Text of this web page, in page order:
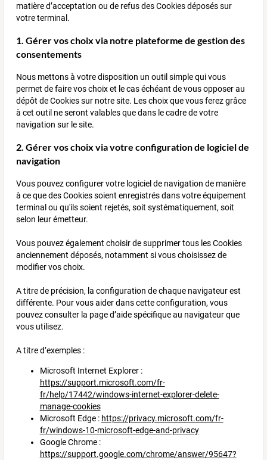
matière d’acceptation ou de refus des Cookies déposés sur
votre terminal.
1. Gérer vos choix via notre plateforme de gestion des
consentements
Nous mettons à votre disposition un outil simple qui vous
permet de faire vos choix et le cas échéant de vous opposer au
dépôt de Cookies sur notre site. Les choix que vous ferez grâce
à cet outil ne seront valables que dans le cadre de votre
navigation sur le site.
2. Gérer vos choix via votre configuration de logiciel de
navigation
Vous pouvez configurer votre logiciel de navigation de manière
à ce que des Cookies soient enregistrés dans votre équipement
terminal ou qu'ils soient rejetés, soit systématiquement, soit
selon leur émetteur.
Vous pouvez également choisir de supprimer tous les Cookies
anciennement déposés, notamment si vous choisissez de
modifier vos choix.
A titre de précision, la configuration de chaque navigateur est
différente. Pour vous aider dans cette configuration, vous
pouvez consulter la page d’aide spécifique au navigateur que
vous utilisez.
A titre d’exemples :
Microsoft Internet Explorer :
https://support.microsoft.com/fr-
fr/help/17442/windows-internet-explorer-delete-
manage-cookies
Microsoft Edge : https://privacy.microsoft.com/fr-
fr/windows-10-microsoft-edge-and-privacy
Google Chrome :
https://support.google.com/chrome/answer/95647?